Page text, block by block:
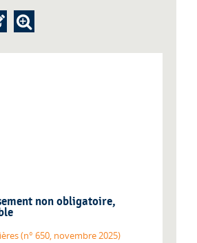
non obligatoire,
(n° 650, novembre 2025)